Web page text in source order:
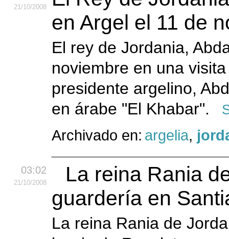
21/10/2008
en Argel el 11 de
El rey de Jordania,
noviembre en una
presidente argelino,
en árabe "El Khabar".
Archivado en: argelia,
03:02
21/10/2008
La reina Rania
guardería en
La reina Rania de